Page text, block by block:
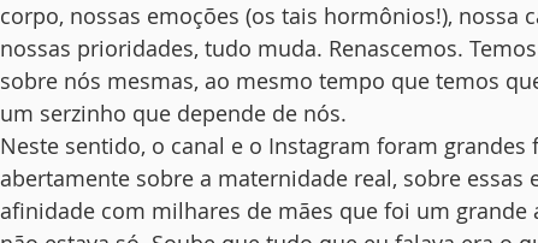
corpo, nossas emoções (os tais hormônios!), nossa
nossas prioridades, tudo muda. Renascemos.
sobre nós mesmas, ao mesmo tempo que temos
um serzinho que depende de nós.
Neste sentido, o canal e o Instagram foram grandes
abertamente sobre a maternidade real, sobre essas
afinidade com milhares de mães que foi um grande